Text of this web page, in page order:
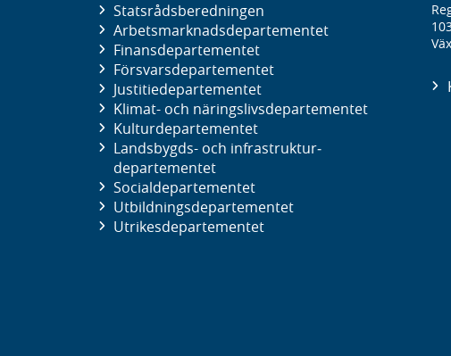
Statsrådsberedningen
Arbetsmarknads­departementet
Finans­departementet
Försvars­departementet
Justitie­departementet
Klimat- och näringslivs­departementet
Kultur­departementet
Landsbygds- och infrastruktur­
departementet
Social­departementet
Utbildnings­departementet
Utrikes­departementet